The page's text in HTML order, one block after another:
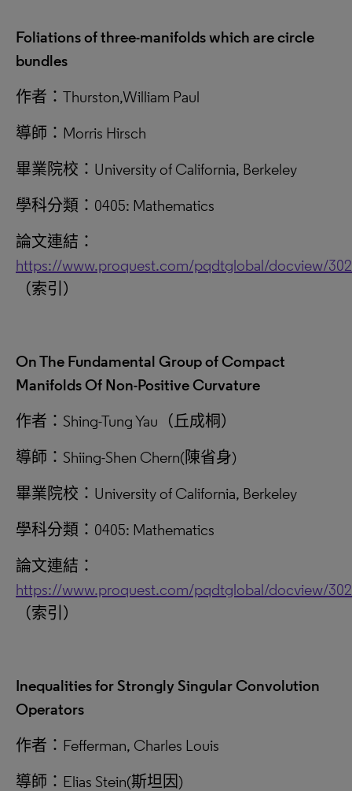
Foliations of three-manifolds which are circle
bundles
作者：Thurston,William Paul
導師：Morris Hirsch
畢業院校：University of California, Berkeley
學科分類：0405: Mathematics
論文連結：
https://www.proquest.com/pqdtglobal/docview/
（索引）
On The Fundamental Group of Compact
Manifolds Of Non-Positive Curvature
作者：Shing-Tung Yau（丘成桐）
導師：Shiing-Shen Chern(陳省身)
畢業院校：University of California, Berkeley
學科分類：0405: Mathematics
論文連結：
https://www.proquest.com/pqdtglobal/docview/
（索引）
Inequalities for Strongly Singular Convolution
Operators
作者：Fefferman, Charles Louis
導師：Elias Stein(斯坦因)